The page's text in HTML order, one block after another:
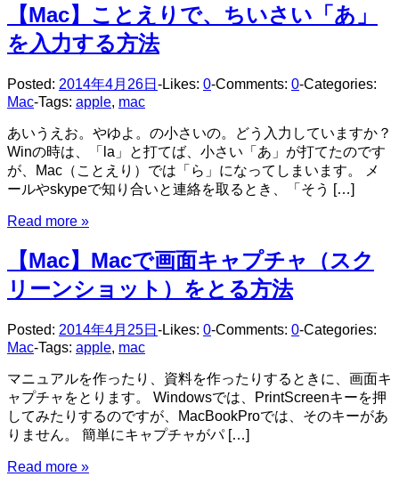
【Mac】ことえりで、ちいさい「あ」
を入力する方法
Posted: 2014年4月26日 -Likes: 0-Comments: 0-Categories:
Mac-Tags: apple, mac
あいうえお。やゆよ。の小さいの。どう入力していますか？
Winの時は、「la」と打てば、小さい「あ」が打てたのです
が、Mac（ことえり）では「ら」になってしまいます。 メ
ールやskypeで知り合いと連絡を取るとき、「そう […]
Read more »
【Mac】Macで画面キャプチャ（スク
リーンショット）をとる方法
Posted: 2014年4月25日 -Likes: 0-Comments: 0-Categories:
Mac-Tags: apple, mac
マニュアルを作ったり、資料を作ったりするときに、画面キ
ャプチャをとります。 Windowsでは、PrintScreenキーを押
してみたりするのですが、MacBookProでは、そのキーがあ
りません。 簡単にキャプチャがパ […]
Read more »